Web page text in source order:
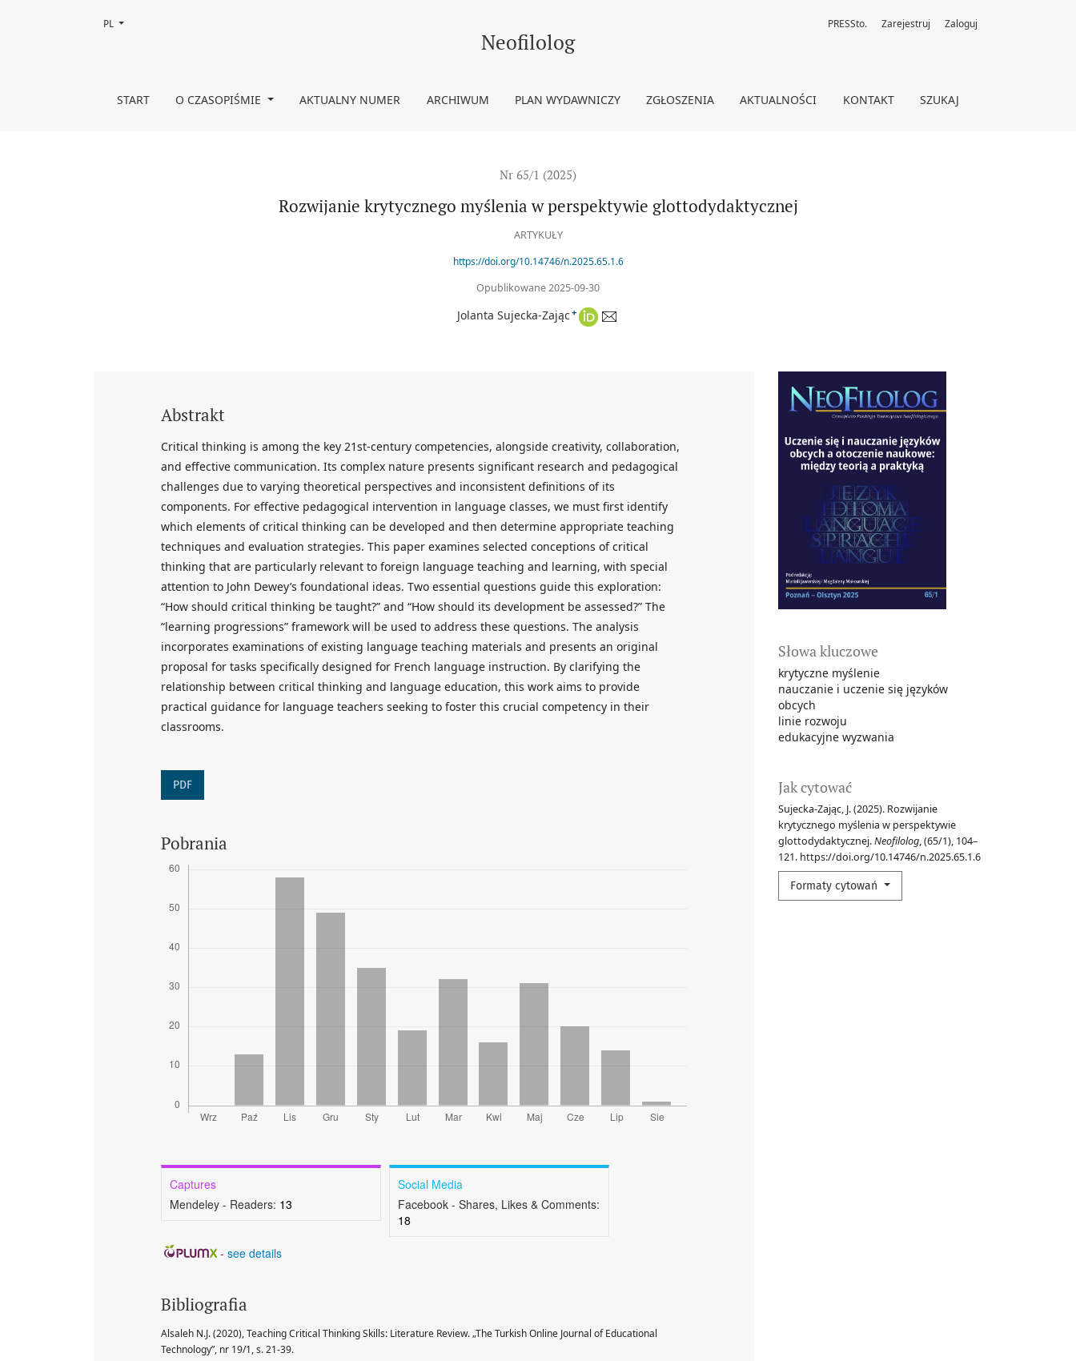
Rozwijanie krytycznego myślenia w perspektywie glottodydaktycznej Neofilolog
START O CZASOPIŚMIE AKTUALNY NUMER ARCHIWUM PLAN WYDAWNICZY ZGŁOSZENIA AKTUALNOŚCI KONTAKT SZUKAJ
PRESSto. Zarejestruj Zaloguj
Zmień język, obecnie wybrany to:
PL
Nr 65/1 (2025)
Rozwijanie krytycznego myślenia w perspektywie glottodydaktycznej
ARTYKUŁY
https://doi.org/10.14746/n.2025.65.1.6
Opublikowane 2025-09-30
Jolanta Sujecka-Zając +
Słowa kluczowe
krytyczne myślenie
nauczanie i uczenie się języków
obcych
linie rozwoju
edukacyjne wyzwania
Jak cytować
Sujecka-Zając, J. (2025). Rozwijanie
krytycznego myślenia w perspektywie
glottodydaktycznej.Neofilolog, (65/1), 104–
121. https://doi.org/10.14746/n.2025.65.1.6
Formaty cytowań
Abstrakt
Critical thinking is among the key 21st-century competencies, alongside creativity, collaboration,
and effective communication. Its complex nature presents significant research and pedagogical
challenges due to varying theoretical perspectives and inconsistent definitions of its
components. For effective pedagogical intervention in language classes, we must first identify
which elements of critical thinking can be developed and then determine appropriate teaching
techniques and evaluation strategies. This paper examines selected conceptions of critical
thinking that are particularly relevant to foreign language teaching and learning, with special
attention to John Dewey’s foundational ideas. Two essential questions guide this exploration:
“How should critical thinking be taught?” and “How should its development be assessed?” The
“learning progressions” framework will be used to address these questions. The analysis
incorporates examinations of existing language teaching materials and presents an original
proposal for tasks specifically designed for French language instruction. By clarifying the
relationship between critical thinking and language education, this work aims to provide
practical guidance for language teachers seeking to foster this crucial competency in their
classrooms.
PDF
Pobrania
Captures
Mendeley - Readers: 13
Social Media
Facebook - Shares, Likes & Comments:
18
- see details
Bibliografia
Alsaleh N.J. (2020), Teaching Critical Thinking Skills: Literature Review. „The Turkish Online Journal of Educational
Technology”, nr 19/1, s. 21-39.